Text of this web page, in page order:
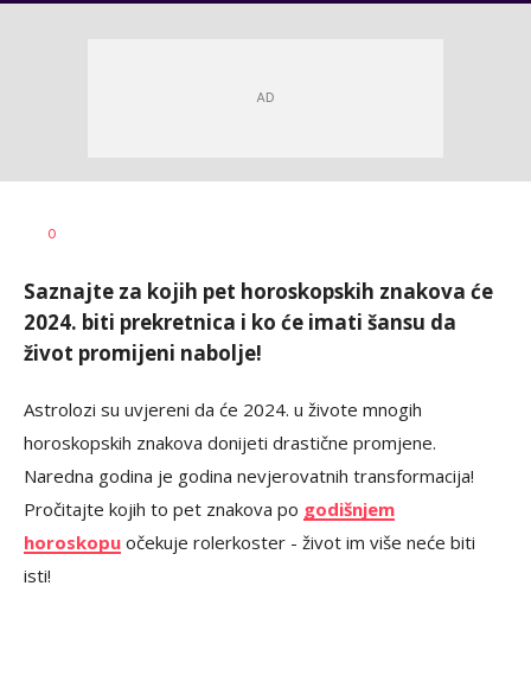
AUTOR
0
Saznajte za kojih pet horoskopskih znakova će
2024. biti prekretnica i ko će imati šansu da
život promijeni nabolje!
Astrolozi su uvjereni da će 2024. u živote mnogih
horoskopskih znakova donijeti drastične promjene.
Naredna godina je godina nevjerovatnih transformacija!
Pročitajte kojih to pet znakova po godišnjem
horoskopu očekuje rolerkoster - život im više neće biti
isti!